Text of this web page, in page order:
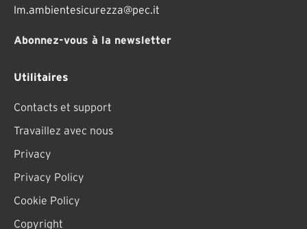
lm.ambientesicurezza@pec.it
Abonnez-vous à la newsletter
Utilitaires
Contacts et support
Travaillez avec nous
Privacy
Privacy Policy
Cookie Policy
Copyright